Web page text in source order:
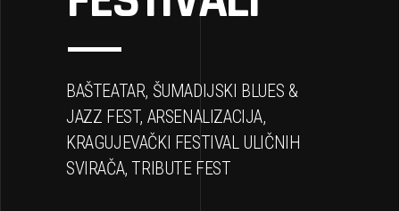
BAŠTEATAR, ŠUMADIJSKI BLUES &
JAZZ FEST, ARSENALIZACIJA,
KRAGUJEVAČKI FESTIVAL ULIČNIH
SVIRAČA, TRIBUTE FEST